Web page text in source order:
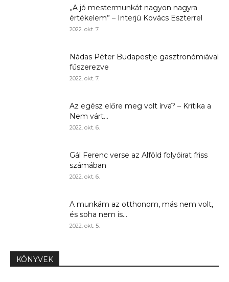
„A jó mestermunkát nagyon nagyra
értékelem” – Interjú Kovács Eszterrel
2022. okt. 7.
Nádas Péter Budapestje gasztronómiával
fűszerezve
2022. okt. 7.
Az egész előre meg volt írva? – Kritika a
Nem várt...
2022. okt. 6.
Gál Ferenc verse az Alföld folyóirat friss
számában
2022. okt. 6.
A munkám az otthonom, más nem volt,
és soha nem is...
2022. okt. 5.
KÖNYVEK